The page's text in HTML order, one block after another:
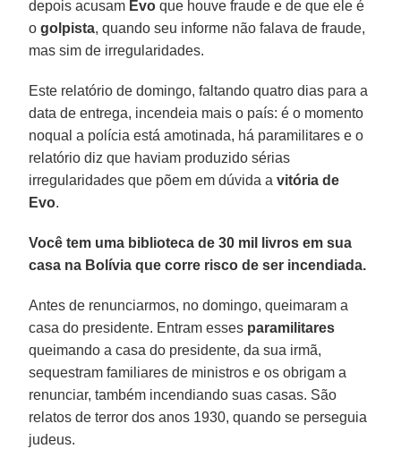
depois acusam Evo que houve fraude e de que ele é
ogolpista, quando seu informe não falava de fraude,
mas sim de irregularidades.
Este relatório de domingo, faltando quatro dias para a
data de entrega, incendeia mais o país: é o momento
noqual a polícia está amotinada, há paramilitares e o
relatório diz que haviam produzido sérias
irregularidades que põem em dúvida avitória de
Evo.
Você tem uma biblioteca de 30 mil livros em sua
casa na Bolívia que corre risco de ser incendiada.
Antes de renunciarmos, no domingo, queimaram a
casa do presidente. Entram esses paramilitares
queimando a casa do presidente, da sua irmã,
sequestram familiares de ministros e os obrigam a
renunciar, também incendiando suas casas. São
relatos de terror dos anos 1930, quando se perseguia
judeus.